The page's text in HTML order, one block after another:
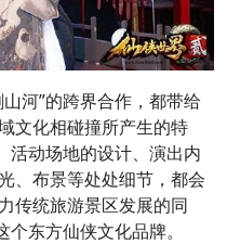
河”的跨界合作，都带给
文化相碰撞所产生的特
活动场地的设计、演出内
、布景等处处细节，都会
传统旅游景区发展的同
东方仙侠文化品牌。